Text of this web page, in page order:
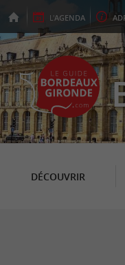
L'AGENDA
DÉCOUVRIR